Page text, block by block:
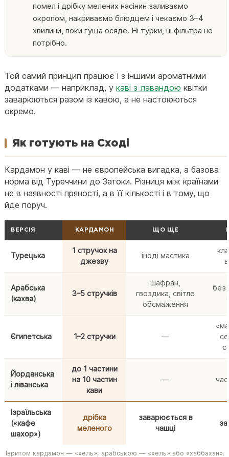
помел і дрібку мелених насінин заливаємо
окропом, накриваємо блюдцем і чекаємо 3–4
хвилини, поки гуща осяде. Ні турки, ні фільтра не
потрібно.
Той самий принцип працює і з іншими ароматними
додатками — наприклад, укаві з лавандою квітки
заварюються разом із кавою, а не настоюються
окремо.
Як готують на Сході
Кардамон у каві — не європейська вигадка, а базова
норма від Туреччини до Затоки. Різниця між країнами
не в наявності пряності, а в її кількості і в тому, що
йде поруч.
ВЕРСІЯ КАРДАМОН ЩО ЩЕ
Турецька
1 стручок на
джезву
іноді мастика
Арабська
(кахва)
3–5 стручків
шафран,
гвоздика, світле
обсмаження
без
Єгипетська 1–2 стручки —
Йорданська
і ліванська
до 1 частини
на 10 частин
кави
—
Ізраїльська
(«кафе
шахор»)
дрібка
меленого
заварюється в
чашці
Івритом кардамон — «хель», арабською — «хель» або «хаббахан».